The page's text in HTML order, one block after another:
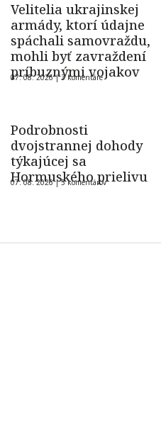
Velitelia ukrajinskej
armády, ktorí údajne
spáchali samovraždu,
mohli byť zavraždení
príbuznými vojakov
07. 08. 2026 |3 komentáre
Podrobnosti
dvojstrannej dohody
týkajúcej sa
Hormuského prielivu
07. 08. 2026 |5 komentárov